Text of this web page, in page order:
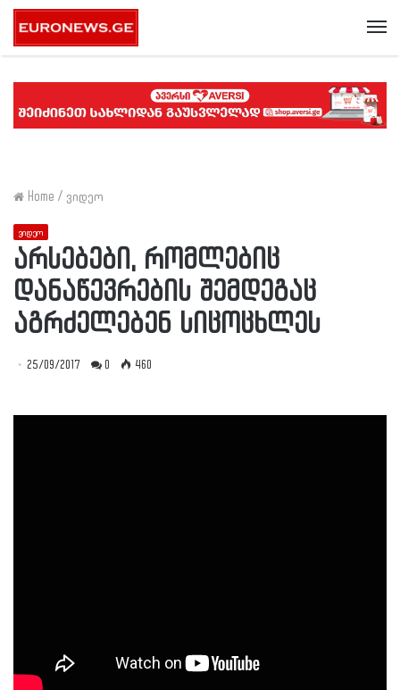
Home / ვიდეო
ვიდეო
არსებები, რომლებიც
დანაწევრების შემდეგაც
აგრძელებენ სიცოცხლეს
25/09/2017 0 460